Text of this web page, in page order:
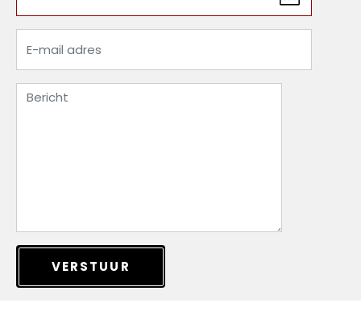
VERSTUUR